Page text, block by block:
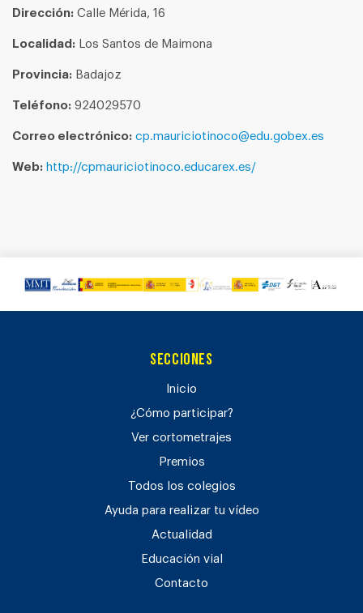
Dirección: Calle Mérida, 16
Localidad: Los Santos de Maimona
Provincia: Badajoz
Teléfono: 924029570
Correo electrónico: cp.mauriciotinoco@edu.gobex.es
Web: http://cpmauriciotinoco.educarex.es/
Secciones
Inicio
¿Cómo participar?
Ver cortometrajes
Premios
Todos los colegios
Ayuda para realizar tu vídeo
Actualidad
Educación vial
Contacto